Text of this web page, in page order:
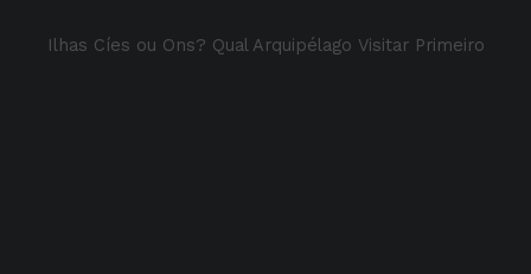
Ilhas Cíes ou Ons? Qual Arquipélago Visitar Primeiro